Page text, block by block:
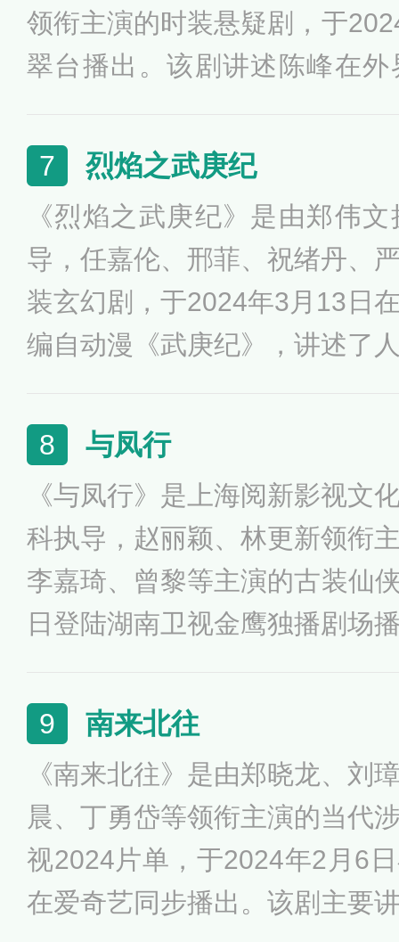
领衔主演的时装悬疑剧，于
翠台播出。该剧讲述陈峰在
迷离命案，怡因脑部受到撞击
案最重要的线索更被怡目睹一
的峰，发现自己完美的人生不
也慢慢开始改写。
7 烈焰之武庚纪
《烈焰之武庚纪》是由郑伟
导，任嘉伦、邢菲、祝绪丹、
装玄幻剧，于2024年3月13日
编自动漫《武庚纪》，讲述了
的同时，继承先王遗志，带领
的故事。
8 与凤行
《与凤行》是上海阅新影视文
科执导，赵丽颖、林更新领衔
李嘉琦、曾黎等主演的古装仙
日登陆湖南卫视金鹰独播剧场
名小说，讲述了衔珠而生的碧
故事。
9 南来北往
《南来北往》是由郑晓龙、刘
晨、丁勇岱等领衔主演的当代
视2024片单，于2024年2月6
在爱奇艺同步播出。该剧主要